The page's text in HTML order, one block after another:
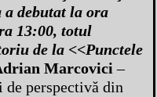
debutat la ora
13:00, totul
de la <<Punctele
Marcovici –
perspectivă din